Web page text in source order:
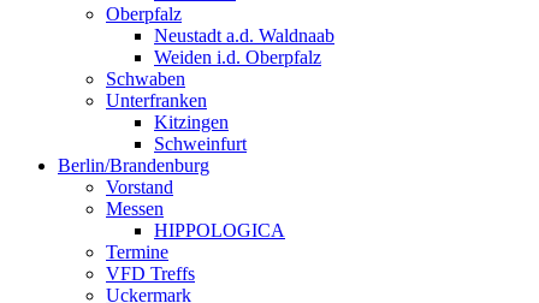
Oberpfalz
Neustadt a.d. Waldnaab
Weiden i.d. Oberpfalz
Schwaben
Unterfranken
Kitzingen
Schweinfurt
Berlin/Brandenburg
Vorstand
Messen
HIPPOLOGICA
Termine
VFD Treffs
Uckermark